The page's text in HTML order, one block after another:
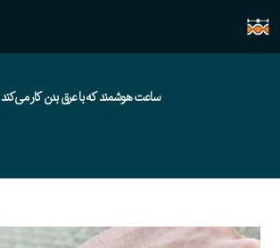
ساعت هوشمند که با عرق بدن کار می‌کند